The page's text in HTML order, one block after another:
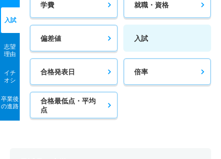
入試
志望
理由
イチ
オシ
卒業後
の進路
学費 就職・資格
偏差値 入試
合格発表日 倍率
合格最低点・平均
点